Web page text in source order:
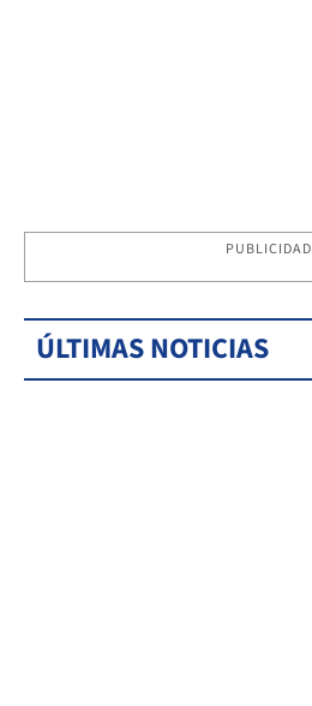
PUBLICIDAD
ÚLTIMAS NOTICIAS